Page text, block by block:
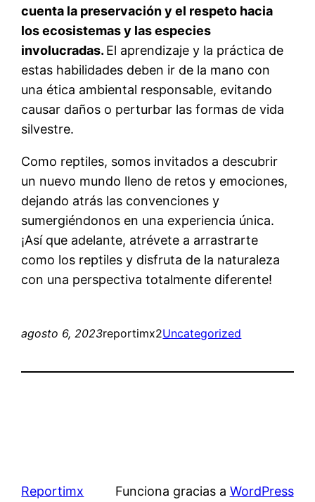
cuenta la preservación y el respeto hacia
los ecosistemas y las especies
involucradas. El aprendizaje y la práctica de
estas habilidades deben ir de la mano con
una ética ambiental responsable, evitando
causar daños o perturbar las formas de vida
silvestre.
Como reptiles, somos invitados a descubrir
un nuevo mundo lleno de retos y emociones,
dejando atrás las convenciones y
sumergiéndonos en una experiencia única.
¡Así que adelante, atrévete a arrastrarte
como los reptiles y disfruta de la naturaleza
con una perspectiva totalmente diferente!
agosto 6, 2023reportimx2Uncategorized
Reportimx Funciona gracias a WordPress